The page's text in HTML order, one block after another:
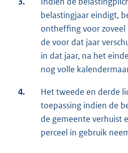
belastingjaar eindigt,
ontheffing voor
de voor dat jaar
in dat jaar, na het
nog volle
4.
Het tweede en derde
toepassing indien de
de gemeente verhuist
perceel in gebruik